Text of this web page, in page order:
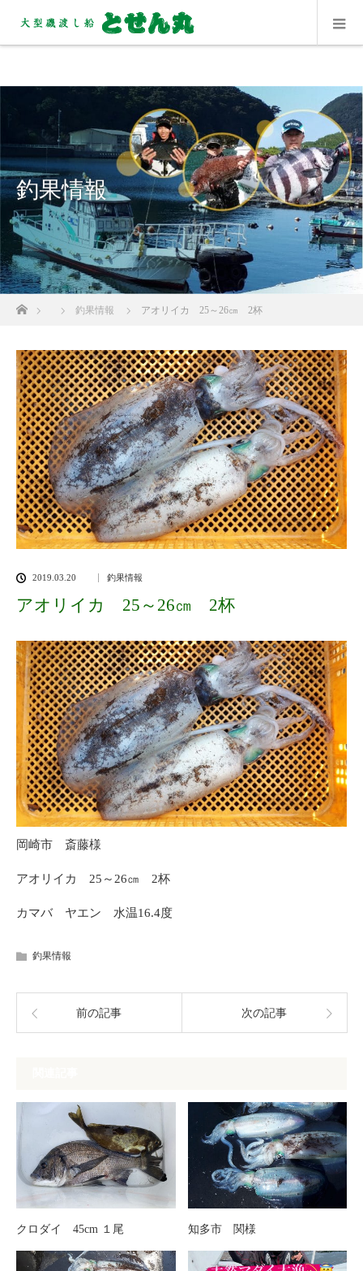
釣果情報
釣果情報 アオリイカ 25～26㎝ 2杯
2019.03.20 釣果情報
アオリイカ 25～26㎝ 2杯
岡崎市 斎藤様
アオリイカ 25～26㎝ 2杯
カマバ ヤエン 水温16.4度
釣果情報
前の記事 次の記事
クロダイ 45cm １尾 知多市 関様